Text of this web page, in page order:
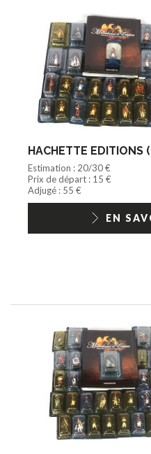
HACHETTE EDITIONS
Estimation : 20/30 €
Prix de départ : 15 €
Adjugé : 55 €
EN